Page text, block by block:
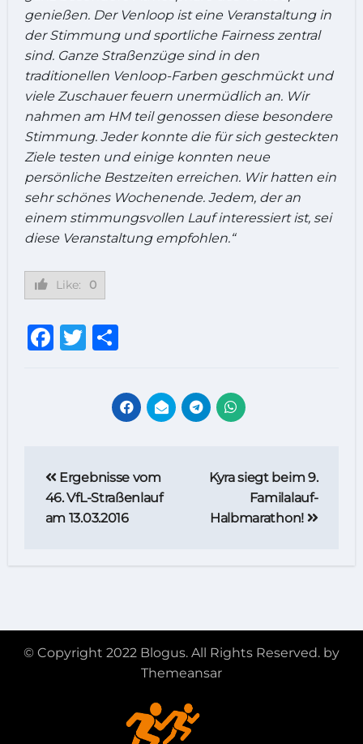
genießen. Der Venloop ist eine Veranstaltung in
der Stimmung und sportliche Fairness zentral
sind. Ganze Straßenzüge sind in den
traditionellen Venloop-Farben geschmückt und
viele Zuschauer feuern unermüdlich an. Wir
nahmen am HM teil genossen diese besondere
Stimmung. Jeder konnte die für sich gesteckten
Ziele testen und einige konnten neue
persönliche Bestzeiten erreichen. Wir hatten ein
sehr schönes Wochenende. Jedem, der an
einem stimmungsvollen Lauf interessiert ist, sei
diese Veranstaltung empfohlen.“
Like: 0
Facebook
Twitter
Teilen
Ergebnisse vom
46. VfL-Straßenlauf
am 13.03.2016
Kyra siegt beim 9.
Familalauf-
Halbmarathon!
© Copyright 2022 Blogus. All Rights Reserved. by
Themeansar